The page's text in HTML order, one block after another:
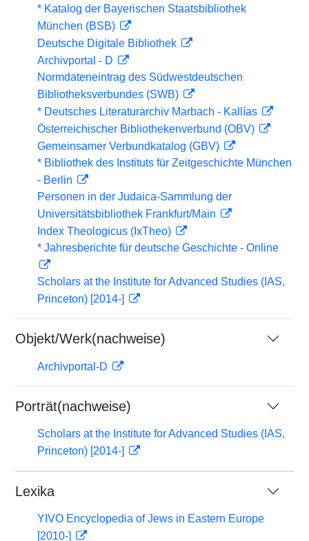
* Katalog der Bayerischen Staatsbibliothek
München (BSB)
Deutsche Digitale Bibliothek
Archivportal - D
Normdateneintrag des Südwestdeutschen
Bibliotheksverbundes (SWB)
* Deutsches Literaturarchiv Marbach - Kallías
Österreichischer Bibliothekenverbund (OBV)
Gemeinsamer Verbundkatalog (GBV)
* Bibliothek des Instituts für Zeitgeschichte München
- Berlin
Personen in der Judaica-Sammlung der
Universitätsbibliothek Frankfurt/Main
Index Theologicus (IxTheo)
* Jahresberichte für deutsche Geschichte - Online
Scholars at the Institute for Advanced Studies (IAS,
Princeton) [2014-]
Objekt/Werk(nachweise)
Archivportal-D
Porträt(nachweise)
Scholars at the Institute for Advanced Studies (IAS,
Princeton) [2014-]
Lexika
YIVO Encyclopedia of Jews in Eastern Europe
[2010-]